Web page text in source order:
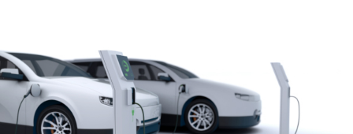
OPEL MANTA GSE ELEKTROMOD
1/18 MAIS…
Rédigé par Philippe Schwoerer le 27 Août 2024 à 06:00
0 commentaires